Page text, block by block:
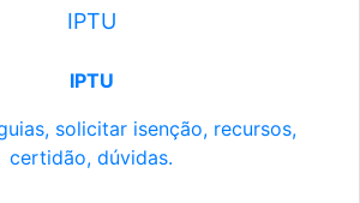
IPTU
IPTU
solicitar isenção, recursos,
certidão, dúvidas.